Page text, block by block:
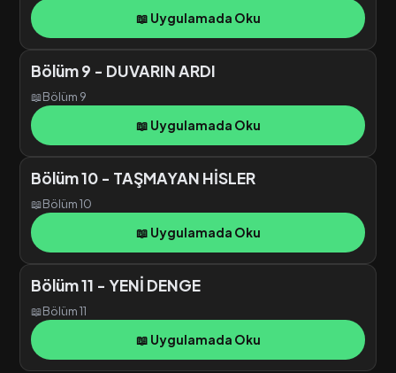
📖 Uygulamada Oku
Bölüm 9 - DUVARIN ARDI
📖Bölüm 9
📖 Uygulamada Oku
Bölüm 10 - TAŞMAYAN HİSLER
📖Bölüm 10
📖 Uygulamada Oku
Bölüm 11 - YENİ DENGE
📖Bölüm 11
📖 Uygulamada Oku